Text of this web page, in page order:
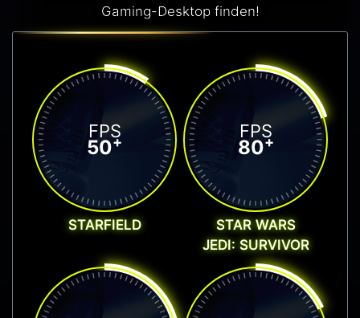
Gaming-Desktop finden!
FPS
50+
STARFIELD
FPS
80+
STAR WARS
JEDI: SURVIVOR